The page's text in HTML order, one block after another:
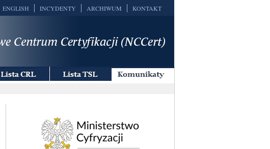
ENGLISH INCYDENTY ARCHIWUM KONTAKT
Lista
TSL
Komunikaty